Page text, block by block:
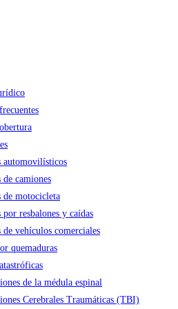
automovilísticos
de camiones
de motocicleta
por resbalones y caídas
de vehículos comerciales
quemaduras
de la médula espinal
Cerebrales Traumáticas (TBI)